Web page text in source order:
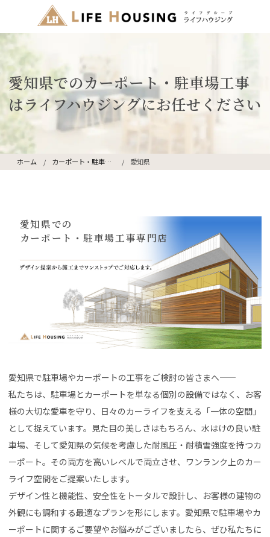
愛知県でのカーポート・駐車場工事
はライフハウジングにお任せください
ホーム カーポート・駐車場工事 愛知県
愛知県での
カーポート・駐車場工事専門店
愛知県で駐車場やカーポートの工事をご検討の皆さまへ――
私たちは、駐車場とカーポートを単なる個別の設備ではなく、お客
様の大切な愛車を守り、日々のカーライフを支える「一体の空間」
として捉えています。見た目の美しさはもちろん、水はけの良い駐
車場、そして愛知県の気候を考慮した耐風圧・耐積雪強度を持つカ
ーポート。その両方を高いレベルで両立させ、ワンランク上のカー
ライフ空間をご提案いたします。
デザイン性と機能性、安全性をトータルで設計し、お客様の建物の
外観にも調和する最適なプランを形にします。愛知県で駐車場やカ
ーポートに関するご要望やお悩みがございましたら、ぜひ私たちに